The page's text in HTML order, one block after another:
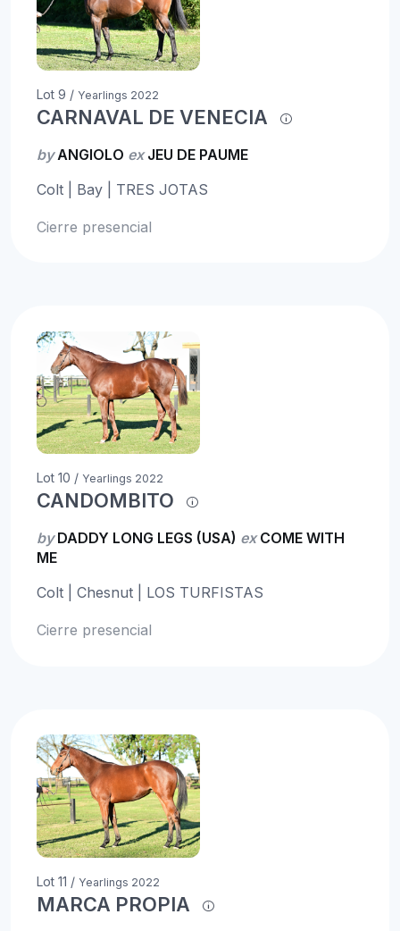
Lot 9 / Yearlings 2022
CARNAVAL DE VENECIA
byANGIOLO exJEU DE PAUME
Colt | Bay | TRES JOTAS
Cierre presencial
Lot 10 / Yearlings 2022
CANDOMBITO
byDADDY LONG LEGS (USA) exCOME WITH
ME
Colt | Chesnut | LOS TURFISTAS
Cierre presencial
Lot 11 / Yearlings 2022
MARCA PROPIA